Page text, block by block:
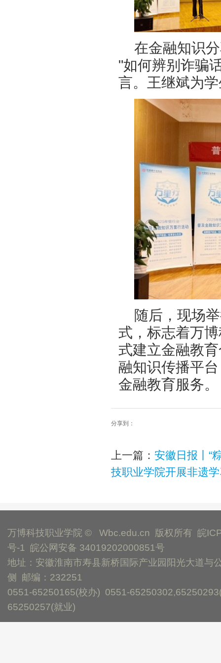
在金融知识
"如何辨别诈骗
言。王继斌为
随后，现场
式，标志着万
式建立金融教
融知识传播平
金融教育服务
分享到：
上一篇：安徽日报丨“
技职业学院开展非遗
万博科技职业学院 © Wbc.edu.cn 版权所有 皖
号-1
皖公网安备 34019202000851号
地址：安徽淮南市寿县新桥国际产业园阳光大道与
侧 邮编：232251
0551-65250165(校办) 0551-
65250257(就业)